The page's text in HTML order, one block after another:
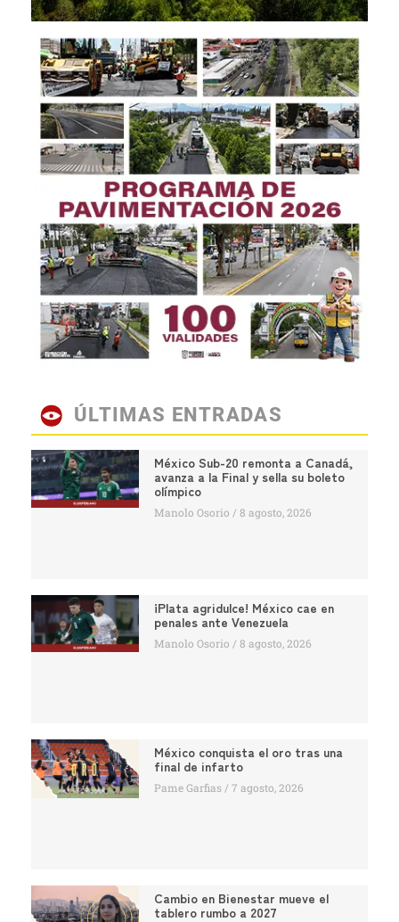
ÚLTIMAS ENTRADAS
México Sub-20 remonta a Canadá,
avanza a la Final y sella su boleto
olímpico
Manolo Osorio 8 agosto, 2026
¡Plata agridulce! México cae en
penales ante Venezuela
Manolo Osorio 8 agosto, 2026
México conquista el oro tras una
final de infarto
Pame Garfias 7 agosto, 2026
Cambio en Bienestar mueve el
tablero rumbo a 2027